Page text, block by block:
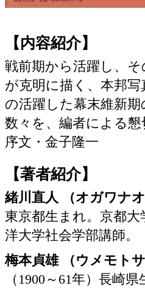
【内容紹介】
戦前期から活躍し、
が克明に描く、本邦
の活躍した幕末維新
数々を、編者による
序文・金子隆一
【著者紹介】
緒川直人 （オガワナオ
東京都生まれ。京都
洋大学社会学部講師。
梅本貞雄 （ウメモトサ
（1900～61年）長崎